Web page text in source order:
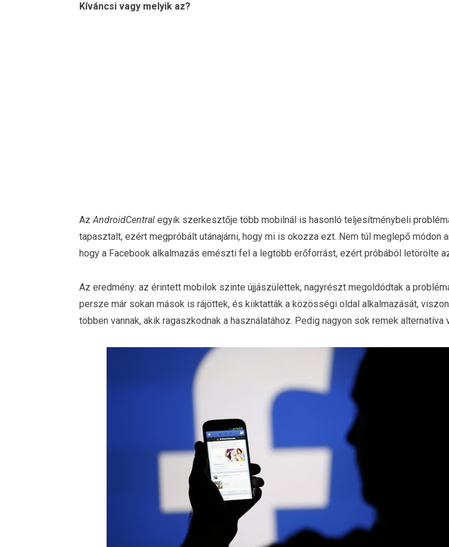
Kíváncsi vagy melyik az?
Az AndroidCentral egyik szerkesztője több mobilnál is hasonló teljesítménybeli
tapasztalt, ezért megpróbált utánajárni, hogy mi is okozza ezt. Nem túl meglepő módon
hogy a Facebook alkalmazás emészti fel a legtöbb erőforrást, ezért próbából letörölte
Az eredmény: az érintett mobilok szinte újjászülettek, nagyrészt megoldódtak a
persze már sokan mások is rájöttek, és kiiktatták a közösségi oldal alkalmazását,
többen vannak, akik ragaszkodnak a használatához. Pedig nagyon sok remek alternatíva